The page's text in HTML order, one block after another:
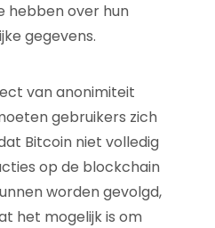
hebben over hun
gegevens.
van anonimiteit
gebruikers zich
Bitcoin niet volledig
op de blockchain
worden gevolgd,
het mogelijk is om